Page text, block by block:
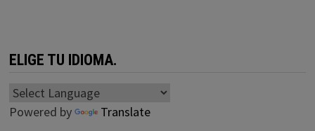
ELIGE TU IDIOMA.
Powered by Translate